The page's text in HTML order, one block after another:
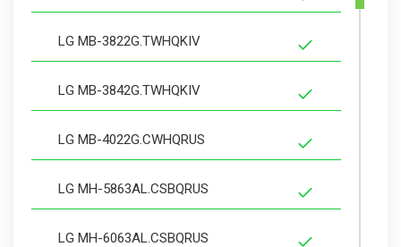
LG MB-3822G.TWHQKIV
LG MB-3842G.TWHQKIV
LG MB-4022G.CWHQRUS
LG MH-5863AL.CSBQRUS
LG MH-6063AL.CSBQRUS